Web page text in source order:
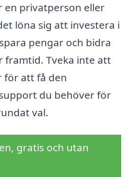
en privatperson eller
löna sig att investera i
pengar och bidra
framtid. Tveka inte att
för att få den
du behöver för
val.
gratis och utan